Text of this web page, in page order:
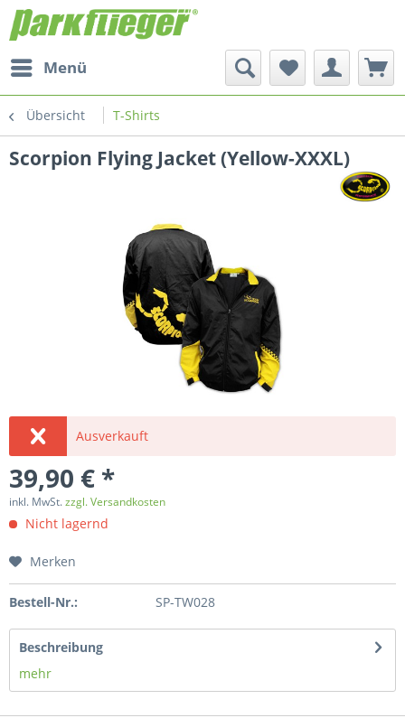
Menü
Übersicht T-Shirts
Scorpion Flying Jacket (Yellow-XXXL)
Ausverkauft
39,90 € *
inkl. MwSt.zzgl. Versandkosten
Nicht lagernd
Merken
Bestell-Nr.: SP-TW028
Beschreibung
mehr